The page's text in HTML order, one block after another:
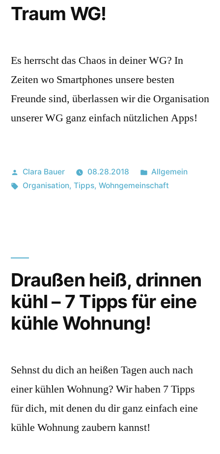
Traum WG!
Es herrscht das Chaos in deiner WG? In
Zeiten wo Smartphones unsere besten
Freunde sind, überlassen wir die Organisation
unserer WG ganz einfach nützlichen Apps!
Posted
by
Clara Bauer 08.28.2018
Posted
in
Allgemein
Tags:
Organisation, Tipps, Wohngemeinschaft
Draußen heiß, drinnen
kühl – 7 Tipps für eine
kühle Wohnung!
Sehnst du dich an heißen Tagen auch nach
einer kühlen Wohnung? Wir haben 7 Tipps
für dich, mit denen du dir ganz einfach eine
kühle Wohnung zaubern kannst!